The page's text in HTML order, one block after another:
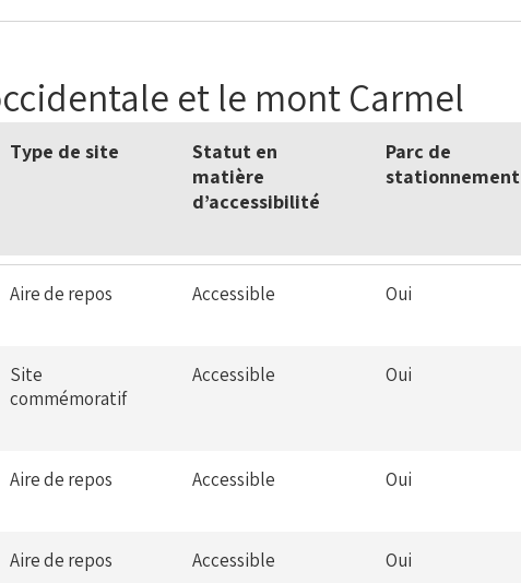
et le mont Carmel
Type de site
Statut en
matière
d’accessibilité
Parc de
stationnement
Aire de repos Accessible Oui
Site
commémoratif
Accessible Oui
Aire de repos Accessible Oui
Aire de repos Accessible Oui